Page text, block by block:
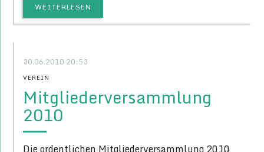
WEITERLESEN
30.06.2010 20:53
VEREIN
Mitgliederversammlung
2010